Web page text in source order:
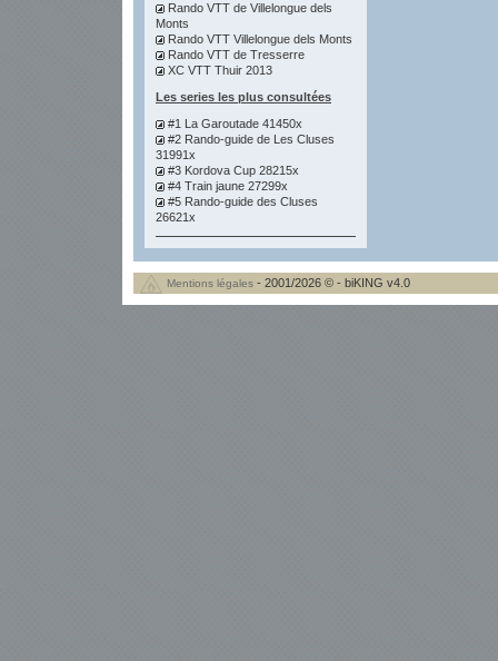
Rando VTT de Villelongue dels
Monts
Rando VTT Villelongue dels Monts
Rando VTT de Tresserre
XC VTT Thuir 2013
Les series les plus consultées
#1 La Garoutade 41450x
#2 Rando-guide de Les Cluses
31991x
#3 Kordova Cup 28215x
#4 Train jaune 27299x
#5 Rando-guide des Cluses
26621x
Mentions légales - 2001/2026 © - biKING v4.0